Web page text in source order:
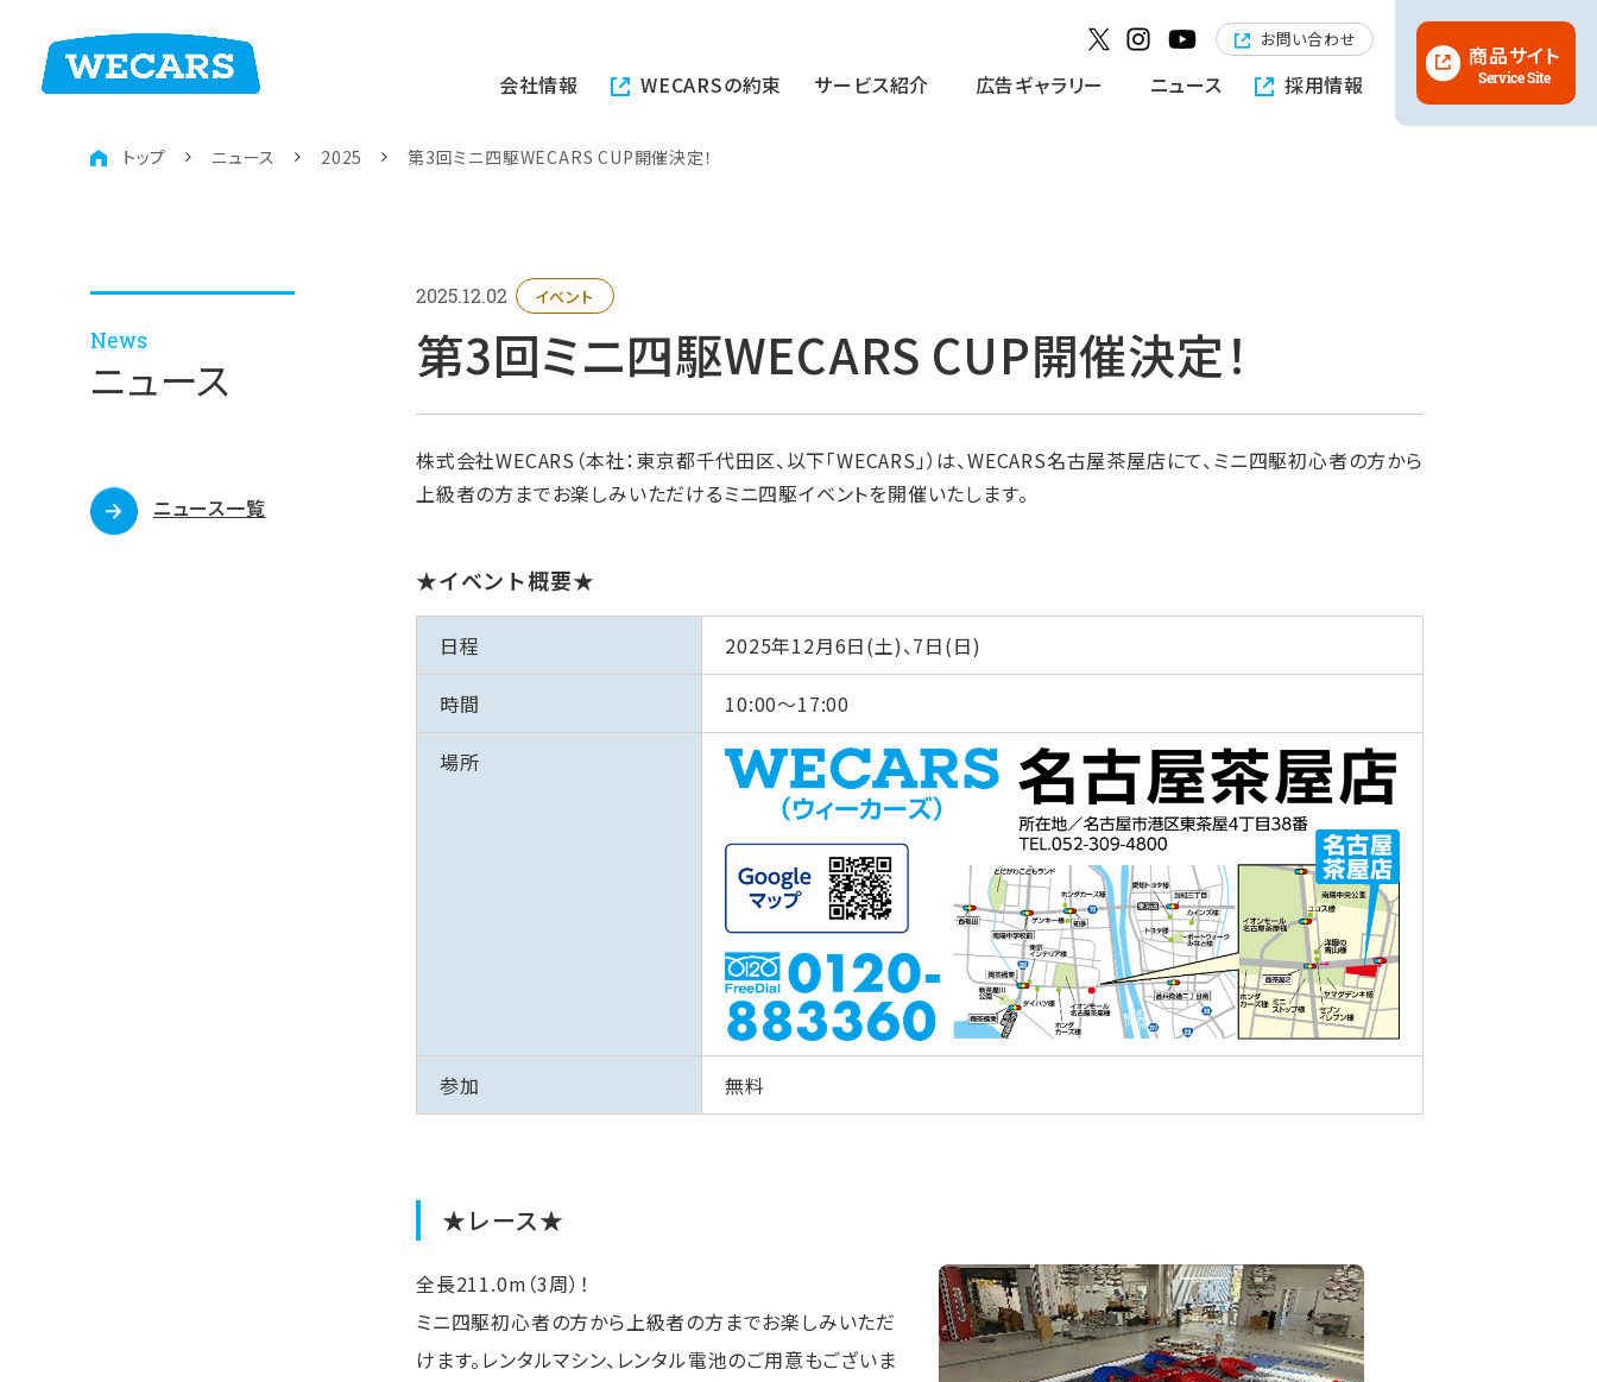
お問い合わせ
会社情報 WECARSの約束 サービス紹介 広告ギャラリー ニュース 採用情報
商品サイト
Service Site
トップ ニュース 2025 第3回ミニ四駆WECARS CUP開催決定！
News
ニュース
ニュース一覧
2025.12.02 イベント
第3回ミニ四駆WECARS CUP開催決定！
株式会社WECARS（本社：東京都千代田区、以下「WECARS」）は、WECARS名古屋茶屋店にて、ミニ四駆初心者の方から
上級者の方までお楽しみいただけるミニ四駆イベントを開催いたします。
★イベント概要★
日程 2025年12月6日(土)、7日(日)
時間 10:00～17:00
場所
参加 無料
★レース★
全長211.0m（3周）！
ミニ四駆初心者の方から上級者の方までお楽しみいただ
けます。レンタルマシン、レンタル電池のご用意もございま